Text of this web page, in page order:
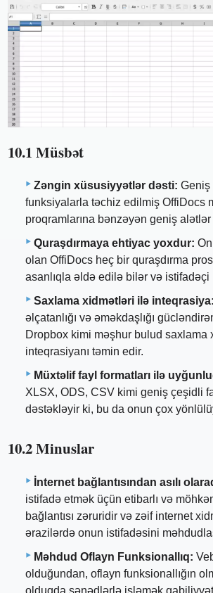
10.1 Müsbət
Zəngin xüsusiyyətlər dəsti: Geniş
funksiyalarla təchiz edilmiş OffiDocs
proqramlarına bənzəyən geniş
Quraşdırmaya ehtiyac yoxdur:
olan OffiDocs heç bir quraşdırma
asanlıqla əldə edilə bilər və istifadəçi
Saxlama xidmətləri ilə inteqrasiya:
əlçatanlığı və əməkdaşlığı
Dropbox kimi məşhur bulud saxlama
inteqrasiyanı təmin edir.
Müxtəlif fayl formatları ilə
XLSX, ODS, CSV kimi geniş çeşidli
dəstəkləyir ki, bu da onun çox
10.2 Minuslar
İnternet bağlantısından asılı
istifadə etmək üçün etibarlı və
bağlantısı zəruridir və zəif internet
ərazilərdə onun istifadəsini
Məhdud Oflayn Funksionallıq:
olduğundan, oflayn funksionallığın
olduqda sənədlərlə işləmək